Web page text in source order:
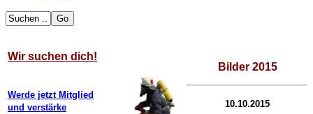
Wir suchen dich!
Werde jetzt Mitglied
und verstärke
Bilder 2015
10.10.2015